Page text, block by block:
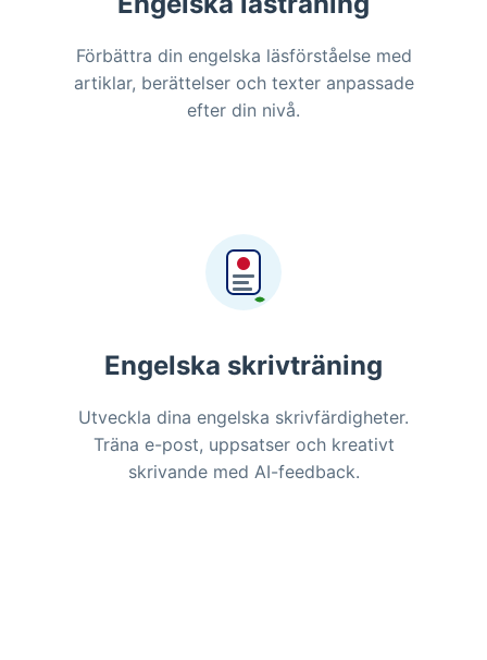
Förbättra din engelska läsförståelse med
artiklar, berättelser och texter anpassade
efter din nivå.
Engelska skrivträning
Utveckla dina engelska skrivfärdigheter.
Träna e-post, uppsatser och kreativt
skrivande med AI-feedback.